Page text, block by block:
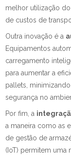
melhor utilização
de custos de
Outra inovação é a
Equipamentos
carregamento
para aumentar a
pallets,
segurança no
Por fim, a
a maneira como as
de gestão de
(IoT) permitem uma